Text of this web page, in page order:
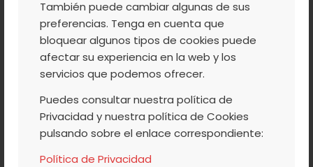
También puede cambiar algunas de sus
preferencias. Tenga en cuenta que
bloquear algunos tipos de cookies puede
afectar su experiencia en la web y los
servicios que podemos ofrecer.
Puedes consultar nuestra política de
Privacidad y nuestra política de Cookies
pulsando sobre el enlace correspondiente:
Política de Privacidad